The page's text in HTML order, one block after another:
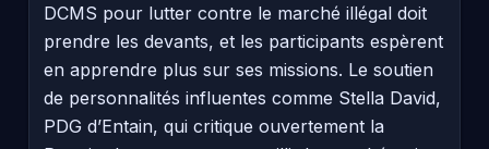
DCMS pour lutter contre le marché illégal doit
prendre les devants, et les participants espèrent
en apprendre plus sur ses missions. Le soutien
de personnalités influentes comme Stella David,
PDG d’Entain, qui critique ouvertement la